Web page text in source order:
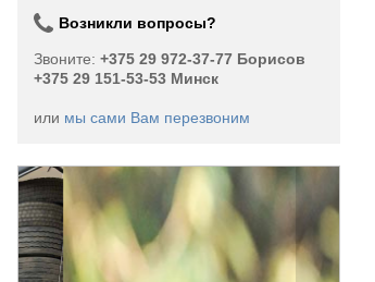
Возникли вопросы?
Звоните: +375 29 972-37-77 Борисов
+375 29 151-53-53 Минск
или мы сами Вам перезвоним